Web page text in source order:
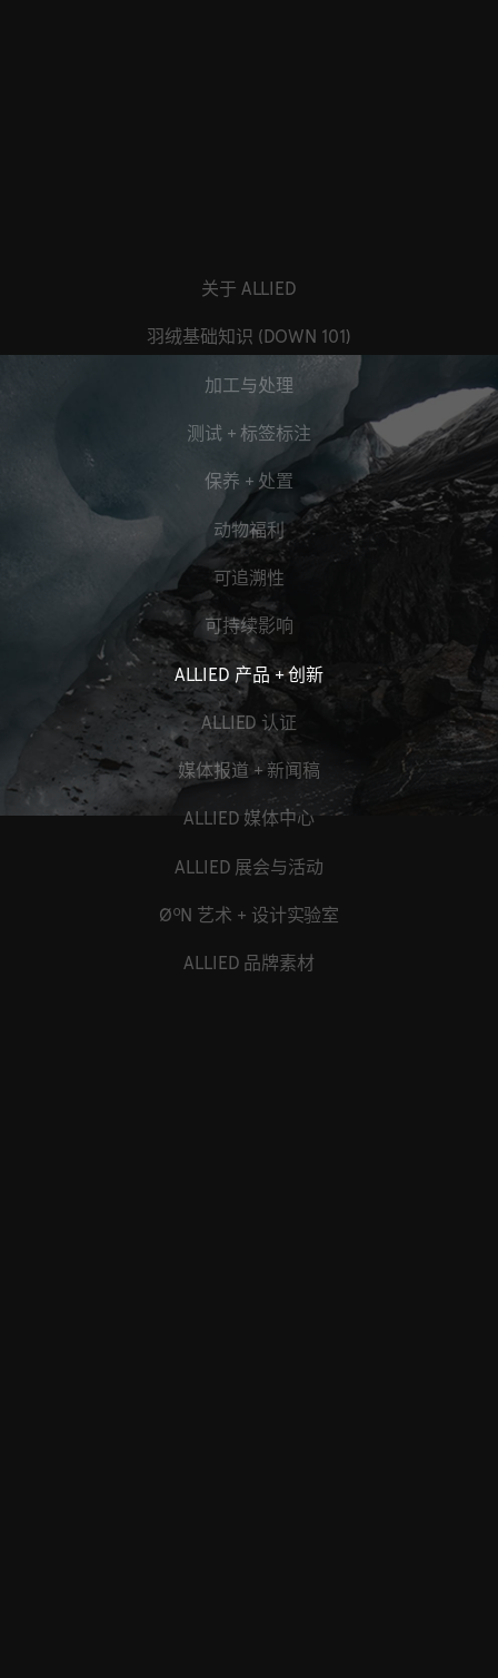
关于 ALLIED
羽绒基础知识 (DOWN 101)
加工与处理
测试 + 标签标注
保养 + 处置
动物福利
可追溯性
可持续影响
ALLIED 产品 + 创新
ALLIED 认证
媒体报道 + 新闻稿
ALLIED 媒体中心
ALLIED 展会与活动
ØºN 艺术 + 设计实验室
ALLIED 品牌素材